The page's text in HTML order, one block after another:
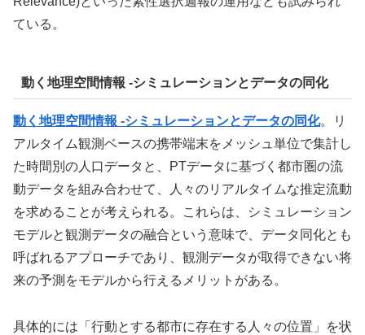
ている。
動く地理空間情報 -シミュレーションとデータの同化
動く地理空間情報 -シミュレーションとデータの同化。リ
アルタイム観測ベースの携帯端末をメッシュ単位で集計し
た時間別の人口データと、PTデータに基づく都市圏の流
動データを組み合わせて、人々のリアルタイムな推定流動
を求めることが考えられる。これらは、シミュレーション
モデルと観測データの融合という意味で、データ同化とも
呼ばれるアプローチであり、観測データが取得できない将
来の予測をモデルから行えるメリットがある。
具体的には「行動とする都市に存在する人々の位置」を状